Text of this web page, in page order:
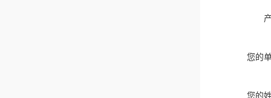
您的
您的